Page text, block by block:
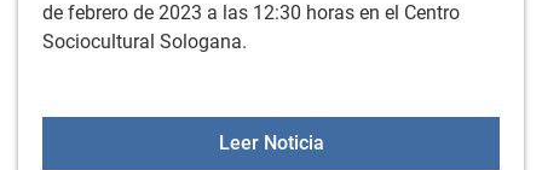
de febrero de 2023 a las 12:30 horas en el Centro
Sociocultural Sologana.
Leer NoticiaJornada informativa: la